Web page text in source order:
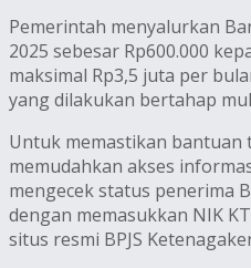
Pemerintah menyalurkan
2025 sebesar Rp600.000
maksimal Rp3,5 juta per
yang dilakukan bertahap
Untuk memastikan bantuan
memudahkan akses
mengecek status penerima
dengan memasukkan NIK
situs resmi BPJS